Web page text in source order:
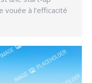
vouée à l’efficacité